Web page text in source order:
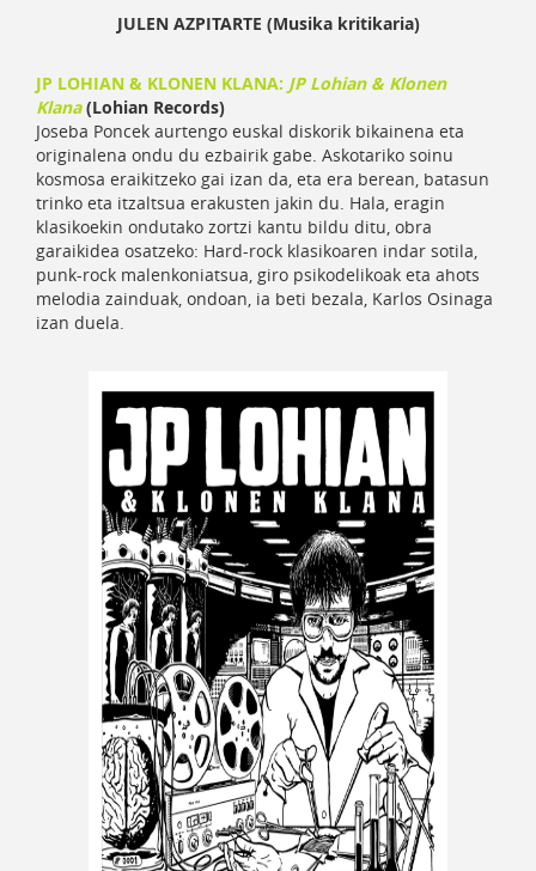
JULEN AZPITARTE (Musika kritikaria)
JP LOHIAN & KLONEN KLANA: JP Lohian & Klonen
Klana (Lohian Records)
Joseba Poncek aurtengo euskal diskorik bikainena eta
originalena ondu du ezbairik gabe. Askotariko soinu
kosmosa eraikitzeko gai izan da, eta era berean, batasun
trinko eta itzaltsua erakusten jakin du. Hala, eragin
klasikoekin ondutako zortzi kantu bildu ditu, obra
garaikidea osatzeko: Hard-rock klasikoaren indar sotila,
punk-rock malenkoniatsua, giro psikodelikoak eta ahots
melodia zainduak, ondoan, ia beti bezala, Karlos Osinaga
izan duela.